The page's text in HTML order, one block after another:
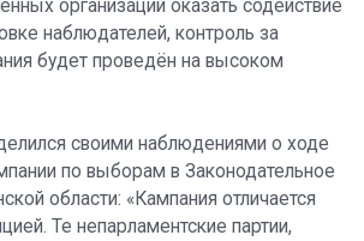
организаций оказать содействие
наблюдателей, контроль за
будет проведён на высоком
своими наблюдениями о ходе
по выборам в Законодательное
области: «Кампания отличается
Те непарламентские партии,